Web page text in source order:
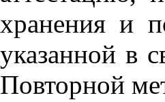
хранения и
указанной в
Повторной